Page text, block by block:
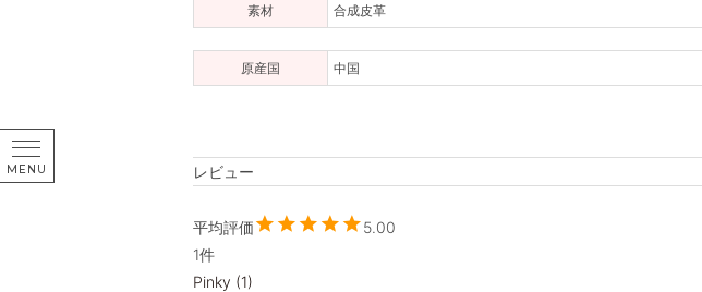
素材 合成皮革
原産国 中国
レビュー
5.00
1
Pinky
1